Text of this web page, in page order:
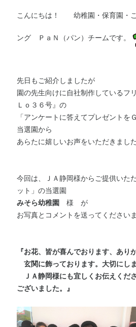
こんにちは！幼稚園・保育園・
ング ＰａＮ（パン）チームです。
先日もご紹介しましたが
園の先生向けに自社制作しているフ
Ｌｏ３６号』の
「アンケートに答えてプレゼントを
当選園から
あらたに嬉しいお声をいただきました
今回は、ＪＡ静岡様からご提供いた
ット」の当選園
みそら幼稚園様 が
お写真とコメントを送ってください
『お花、皆が喜んでおります、あり
玄関に飾っております。大切にし
ＪＡ静岡様にも宜しくお伝えくだ
ございました。
』